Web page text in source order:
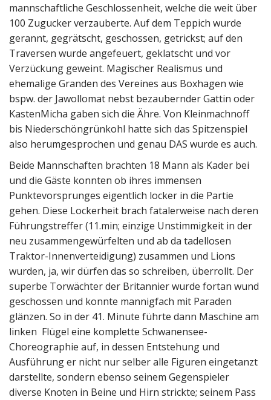
mannschaftliche Geschlossenheit, welche die weit über
100 Zugucker verzauberte. Auf dem Teppich wurde
gerannt, gegrätscht, geschossen, getrickst; auf den
Traversen wurde angefeuert, geklatscht und vor
Verzückung geweint. Magischer Realismus und
ehemalige Granden des Vereines aus Boxhagen wie
bspw. der Jawollomat nebst bezaubernder Gattin oder
KastenMicha gaben sich die Ähre. Von Kleinmachnoff
bis Niederschöngrünkohl hatte sich das Spitzenspiel
also herumgesprochen und genau DAS wurde es auch.
Beide Mannschaften brachten 18 Mann als Kader bei
und die Gäste konnten ob ihres immensen
Punktevorsprunges eigentlich locker in die Partie
gehen. Diese Lockerheit brach fatalerweise nach deren
Führungstreffer (11.min; einzige Unstimmigkeit in der
neu zusammengewürfelten und ab da tadellosen
Traktor-Innenverteidigung) zusammen und Lions
wurden, ja, wir dürfen das so schreiben, überrollt. Der
superbe Torwächter der Britannier wurde fortan wund
geschossen und konnte mannigfach mit Paraden
glänzen. So in der 41. Minute führte dann Maschine am
linken Flügel eine komplette Schwanensee-
Choreographie auf, in dessen Entstehung und
Ausführung er nicht nur selber alle Figuren eingetanzt
darstellte, sondern ebenso seinem Gegenspieler
diverse Knoten in Beine und Hirn strickte; seinem Pass